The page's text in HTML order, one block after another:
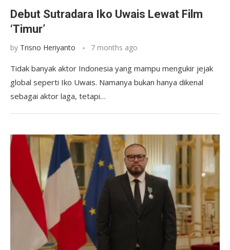
Debut Sutradara Iko Uwais Lewat Film
‘Timur’
by Trisno Heriyanto 7 months ago
Tidak banyak aktor Indonesia yang mampu mengukir jejak
global seperti Iko Uwais. Namanya bukan hanya dikenal
sebagai aktor laga, tetapi…